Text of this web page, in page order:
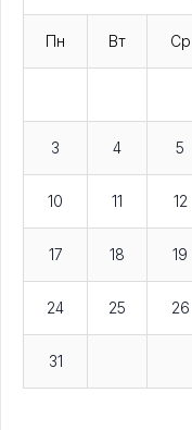
Пн Вт Ср
3 4 5
10 11 12
17 18 19
24 25 26
31